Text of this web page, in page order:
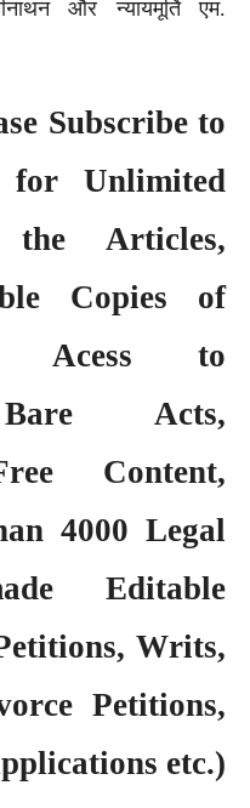
और न्यायमूर्ति एम.
Subscribe to
for Unlimited
Articles,
Copies of
Acess to
Bare Acts,
Content,
4000 Legal
Editable
Writs,
Petitions,
etc.)